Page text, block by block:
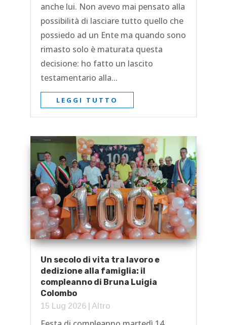
anche lui. Non avevo mai pensato alla
possibilità di lasciare tutto quello che
possiedo ad un Ente ma quando sono
rimasto solo è maturata questa
decisione: ho fatto un lascito
testamentario alla...
LEGGI TUTTO
Un secolo di vita tra lavoro e
dedizione alla famiglia: il
compleanno di Bruna Luigia
Colombo
15 Lug 2026| Altro